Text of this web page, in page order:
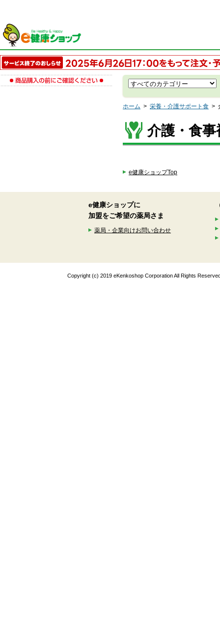
ホーム > 栄養・介護サポート食 >
介護・食事
e健康ショップTop
e健康ショップに
加盟をご希望の薬局さま
薬局・企業向けお問い合わせ
Copyright (c) 2019 eKenkoshop Corporation All Rights